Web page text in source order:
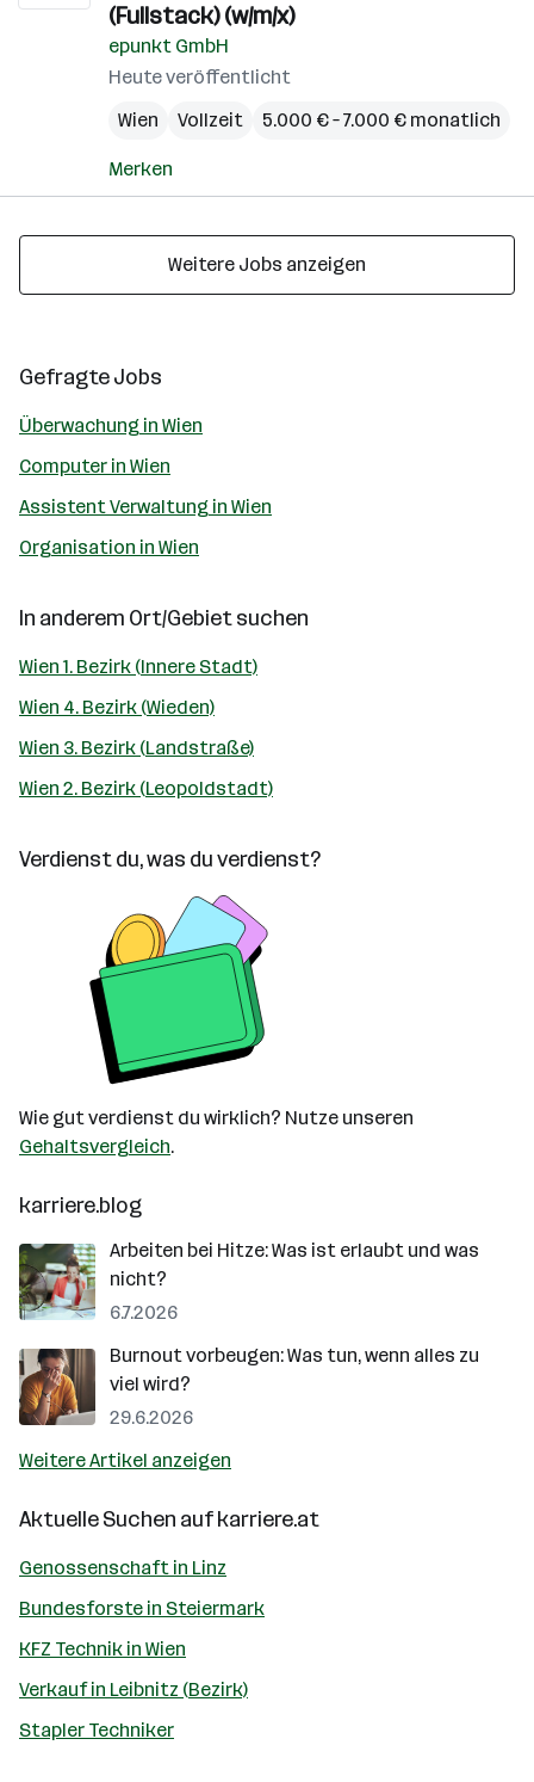
(Fullstack) (w/m/x)
epunkt GmbH
Heute veröffentlicht
Wien
Vollzeit 5.000 € – 7.000 € monatlich
Merken
Weitere Jobs anzeigen
Gefragte Jobs
Überwachung in Wien
Computer in Wien
Assistent Verwaltung in Wien
Organisation in Wien
In anderem Ort/Gebiet suchen
Wien 1. Bezirk (Innere Stadt)
Wien 4. Bezirk (Wieden)
Wien 3. Bezirk (Landstraße)
Wien 2. Bezirk (Leopoldstadt)
Verdienst du, was du verdienst?
Wie gut verdienst du wirklich? Nutze unseren
Gehaltsvergleich.
karriere.blog
Arbeiten bei Hitze: Was ist erlaubt und was
nicht?
6.7.2026
Burnout vorbeugen: Was tun, wenn alles zu
viel wird?
29.6.2026
Weitere Artikel anzeigen
Aktuelle Suchen aufkarriere.at
Genossenschaft in Linz
Bundesforste in Steiermark
KFZ Technik in Wien
Verkauf in Leibnitz (Bezirk)
Stapler Techniker